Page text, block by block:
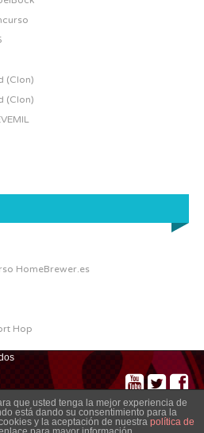
(Clon)
(Clon)
HomeBrewer.es
Hop
que usted tenga la mejor experiencia de
está dando su consentimiento para la
y la aceptación de nuestra política de